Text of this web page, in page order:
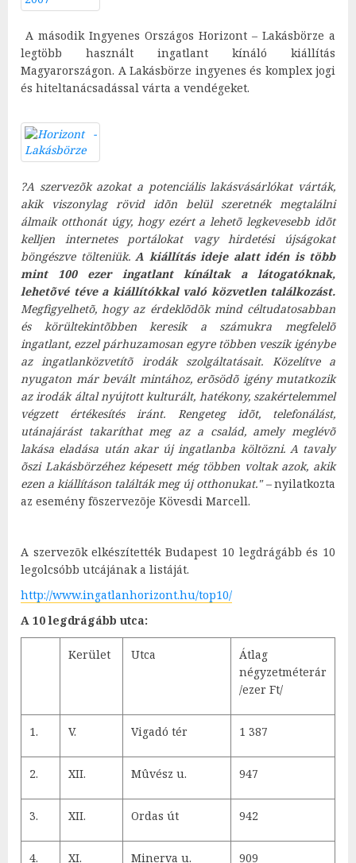
A második Ingyenes Országos Horizont – Lakásbörze a
legtöbb használt ingatlant kínáló kiállítás
Magyarországon. A Lakásbörze ingyenes és komplex jogi
és hiteltanácsadással várta a vendégeket.
?A szervezõk azokat a potenciális lakásvásárlókat várták,
akik viszonylag rövid idõn belül szeretnék megtalálni
álmaik otthonát úgy, hogy ezért a lehetõ legkevesebb idõt
kelljen internetes portálokat vagy hirdetési újságokat
böngészve tölteniük. A kiállítás ideje alatt idén is több
mint 100 ezer ingatlant kínáltak a látogatóknak,
lehetõvé téve a kiállítókkal való közvetlen találkozást.
Megfigyelhetõ, hogy az érdeklõdõk mind céltudatosabban
és körültekintõbben keresik a számukra megfelelõ
ingatlant, ezzel párhuzamosan egyre többen veszik igénybe
az ingatlanközvetítõ irodák szolgáltatásait. Közelítve a
nyugaton már bevált mintához, erõsödõ igény mutatkozik
az irodák által nyújtott kulturált, hatékony, szakértelemmel
végzett értékesítés iránt. Rengeteg idõt, telefonálást,
utánajárást takaríthat meg az a család, amely meglévõ
lakása eladása után akar új ingatlanba költözni. A tavaly
õszi Lakásbörzéhez képesett még többen voltak azok, akik
ezen a kiállításon találták meg új otthonukat." –nyilatkozta
az esemény fõszervezõje Kövesdi Marcell.
A szervezõk elkészítették Budapest 10 legdrágább és 10
legolcsóbb utcájának a listáját.
http://www.ingatlanhorizont.hu/top10/
A 10 legdrágább utca:
Kerület Utca
Átlag
négyzetméterár
/ezer Ft/
1. V. Vigadó tér 1 387
2. XII. Mûvész u. 947
3. XII. Ordas út 942
4. XI. Minerva u. 909